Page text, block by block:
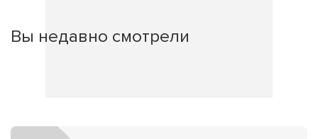
Вы недавно смотрели